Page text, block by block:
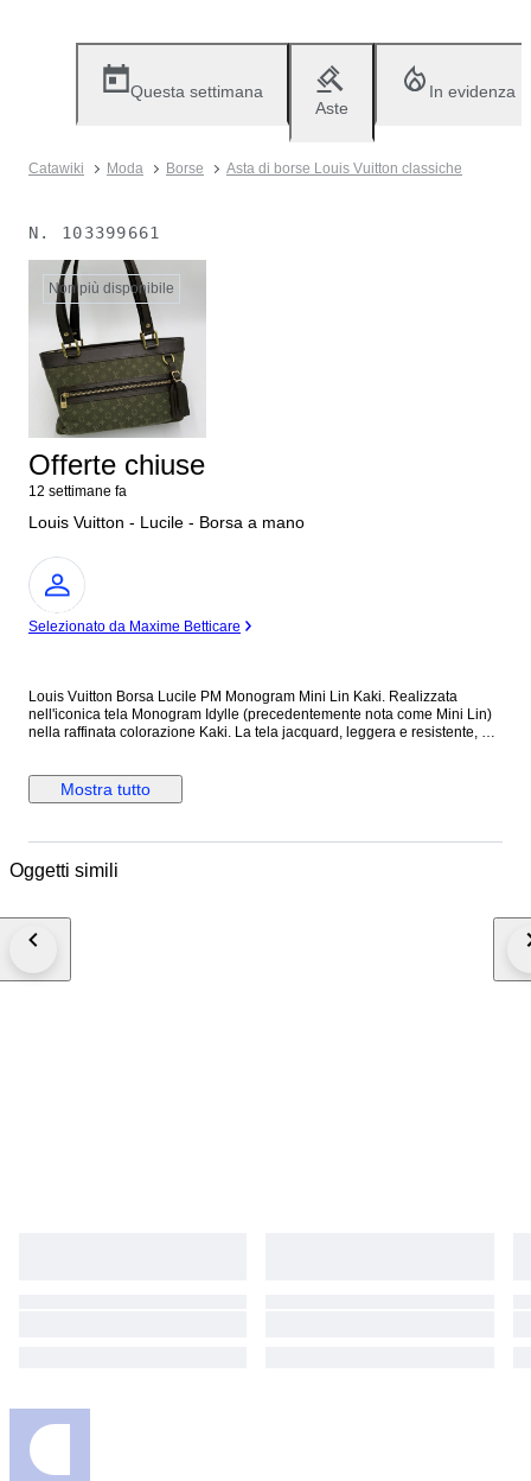
Questa settimana
Aste
In evidenza
Catawiki Moda Borse Asta di borse Louis Vuitton classiche
N. 103399661
Non più disponibile
Offerte chiuse
12 settimane fa
Louis Vuitton - Lucile - Borsa a mano
Esperto
Selezionato da Maxime Betticare
Louis Vuitton Borsa Lucile PM Monogram Mini Lin Kaki. Realizzata
nell'iconica tela Monogram Idylle (precedentemente nota come Mini Lin)
nella raffinata colorazione Kaki. La tela jacquard, leggera e resistente, è
indirizzo (tag) in pelle rimovibile con logo stampato a caldo. Chiusura
superiore con zip per la massima sicurezza. Ampio scomparto principale
lievi segni di usura sugli angoli Misure: 29 x 20 x 9,5 cm, luce manico 21
Mostra tutto
Oggetti simili